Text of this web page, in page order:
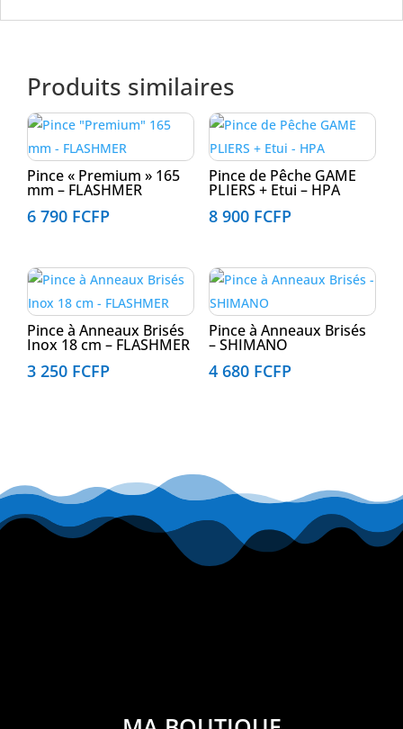
Produits similaires
Pince « Premium » 165
mm – FLASHMER
6 790 FCFP
Pince de Pêche GAME
PLIERS + Etui – HPA
8 900 FCFP
Pince à Anneaux Brisés
Inox 18 cm – FLASHMER
3 250 FCFP
Pince à Anneaux Brisés
– SHIMANO
4 680 FCFP